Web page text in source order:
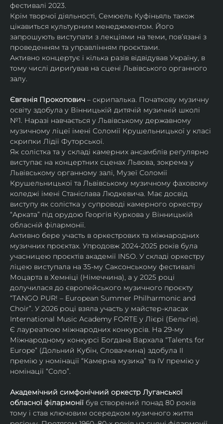
фестивалі 2023.
Крім творчої діяльності, Семюель Куфіньяль також
цікавиться культурним менеджментом. Його
запрошують виступати з лекціями на теми, пов’язані з
проведенням та управлінням проєктами.
Активно концертує і кілька разів відвідував Україну, в
тому числі дириґував на сцені Львівського органного
залу.
Євгенія Прокопович – скрипалька. Початкову музичну
освіту здобула у Вінницькій дитячій музичній школі
№1. Наразі навчається у Львівському державному
музичному ліцеї імені Соломії Крушельницької у класі
скрипки Лідії Футорської.
Як солістка та у складі камерних ансамблів регулярно
виступає на концертних сценах Львова, зокрема у
Львівському органному залі, Музеї Соломії
Крушельницької та Львівському музичному фаховому
коледжі імені Станіслава Людкевича. Має досвід
виступу як солістка у супроводі камерного оркестру
“Арката” під орудою Георгія Куркова у Вінницькій
обласній філармонії.
Активно бере участь в оркестрових та міжнародних
музичних проєктах. Упродовж 2024-2025 років була
учасницею проєктів академії INSO. У складі оркестру
ліцею виступала на 35-му Саксонському фестивалі
Моцарта в Хемніці (Німеччина), а у 2025 році
долучилася до європейського музичного проєкту
“TANGO PUR! – European Summer Philharmonic and
Choir”. У 2026 році взяла участь у майстер-класах
International Music Academy FORTE у Лієрі (Бельгія).
Є лауреаткою міжнародних конкурсів. На 29-му
Міжнародному конкурсі Богдана Вархала “Talents for
Europe” (Дольний Кубін, Словаччина) здобула ІІ
премію у номінації “Камерна музика” та IV премію у
номінації “Соло”.
Академічний симфонічний оркестр Луганської
обласної філармонії був створений понад 80 років
тому і став ключовим осередком музичного життя